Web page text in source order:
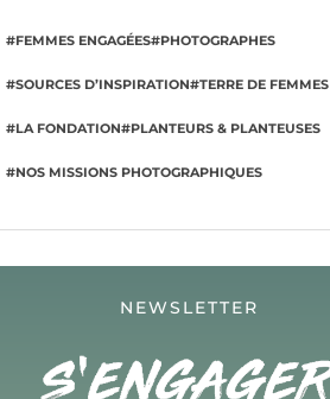
#FEMMES ENGAGÉES#PHOTOGRAPHES
#SOURCES D’INSPIRATION#TERRE DE FEMMES
#LA FONDATION#PLANTEURS & PLANTEUSES
#NOS MISSIONS PHOTOGRAPHIQUES
NEWSLETTER